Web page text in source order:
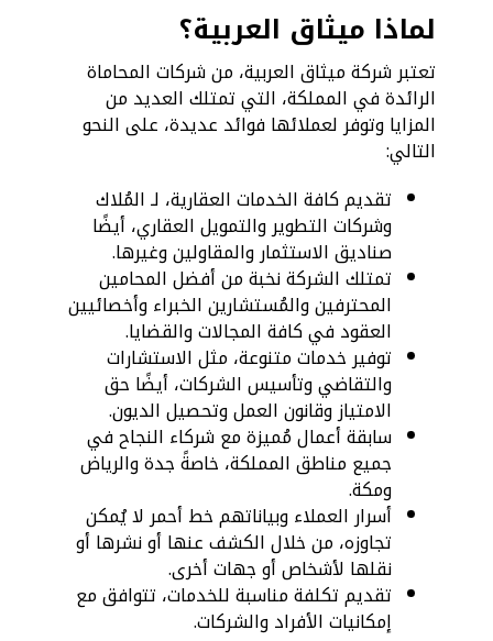
لماذا ميثاق العربية؟
تعتبر شركة ميثاق العربية، من شركات المحاماة
الرائدة في المملكة، التي تمتلك العديد من
المزايا وتوفر لعملائها فوائد عديدة، على النحو
التالي:
تقديم كافة الخدمات العقارية، لـ المُلاك
وشركات التطوير والتمويل العقاري، أيضًا
صناديق الاستثمار والمقاولين وغيرها.
تمتلك الشركة نخبة من أفضل المحامين
المحترفين والمُستشارين الخبراء وأخصائيين
العقود في كافة المجالات والقضايا.
توفير خدمات متنوعة، مثل الاستشارات
والتقاضي وتأسيس الشركات، أيضًا حق
الامتياز وقانون العمل وتحصيل الديون.
سابقة أعمال مُميزة مع شركاء النجاح في
جميع مناطق المملكة، خاصةً جدة والرياض
ومكة.
أسرار العملاء وبياناتهم خط أحمر لا يُمكن
تجاوزه، من خلال الكشف عنها أو نشرها أو
نقلها لأشخاص أو جهات أخرى.
تقديم تكلفة مناسبة للخدمات، تتوافق مع
إمكانيات الأفراد والشركات.